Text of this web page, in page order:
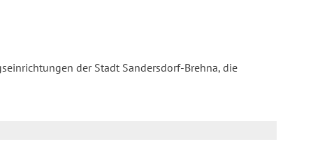
der Stadt Sandersdorf-Brehna, die